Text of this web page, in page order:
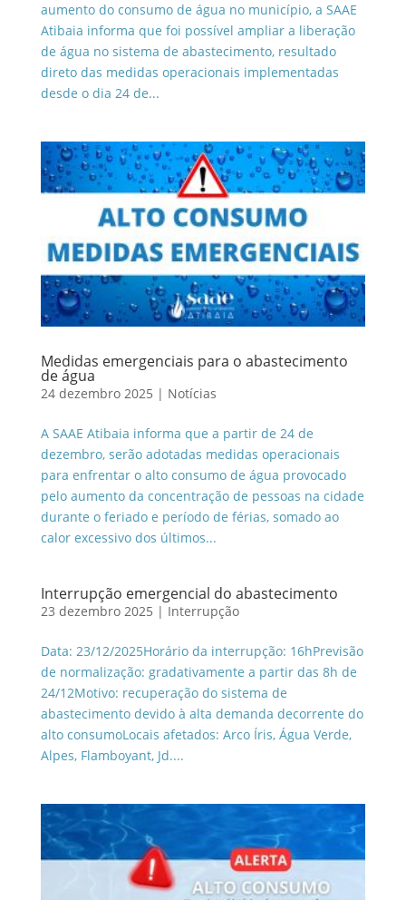
aumento do consumo de água no município, a SAAE
Atibaia informa que foi possível ampliar a liberação
de água no sistema de abastecimento, resultado
direto das medidas operacionais implementadas
desde o dia 24 de...
Medidas emergenciais para o abastecimento
de água
24 dezembro 2025 | Notícias
A SAAE Atibaia informa que a partir de 24 de
dezembro, serão adotadas medidas operacionais
para enfrentar o alto consumo de água provocado
pelo aumento da concentração de pessoas na cidade
durante o feriado e período de férias, somado ao
calor excessivo dos últimos...
Interrupção emergencial do abastecimento
23 dezembro 2025 | Interrupção
Data: 23/12/2025Horário da interrupção: 16hPrevisão
de normalização: gradativamente a partir das 8h de
24/12Motivo: recuperação do sistema de
abastecimento devido à alta demanda decorrente do
alto consumoLocais afetados: Arco Íris, Água Verde,
Alpes, Flamboyant, Jd....